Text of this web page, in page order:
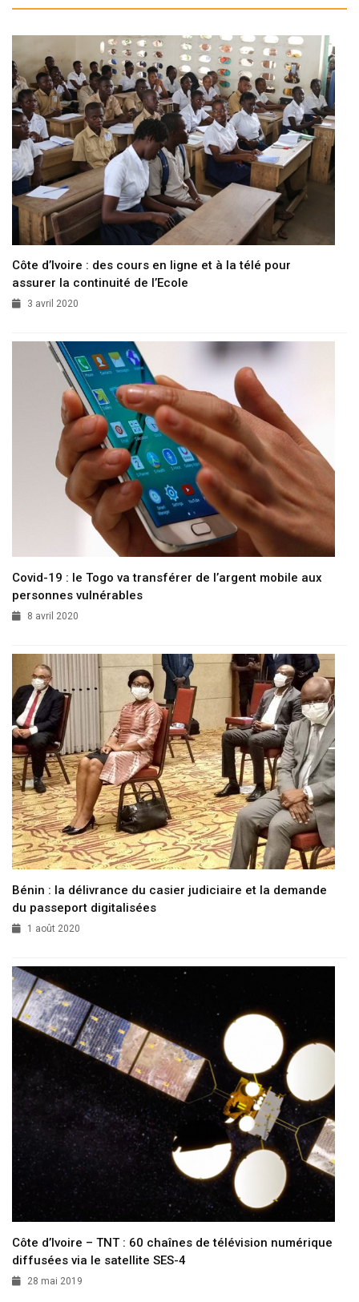
Côte d’Ivoire : des cours en ligne et à la télé pour
assurer la continuité de l’Ecole
3 avril 2020
Covid-19 : le Togo va transférer de l’argent mobile aux
personnes vulnérables
8 avril 2020
Bénin : la délivrance du casier judiciaire et la demande
du passeport digitalisées
1 août 2020
Côte d’Ivoire – TNT : 60 chaînes de télévision numérique
diffusées via le satellite SES-4
28 mai 2019